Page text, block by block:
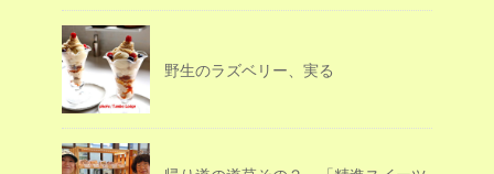
野生のラズベリー、実る